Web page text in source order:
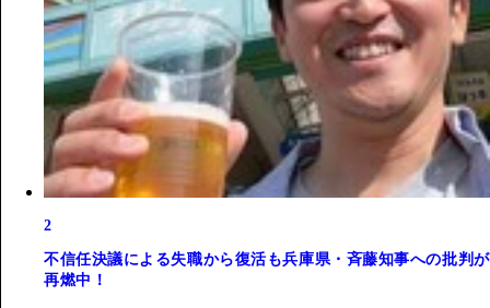
2
不信任決議による失職から復活も兵庫県・斉藤知事への批判が
再燃中！